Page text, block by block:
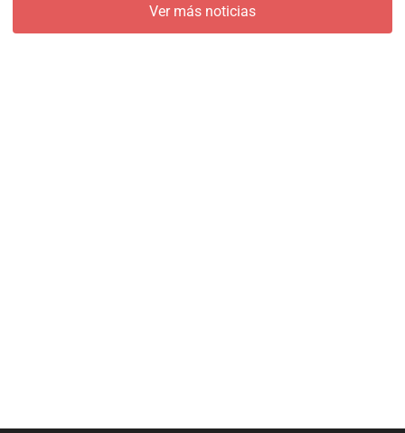
Ver más noticias